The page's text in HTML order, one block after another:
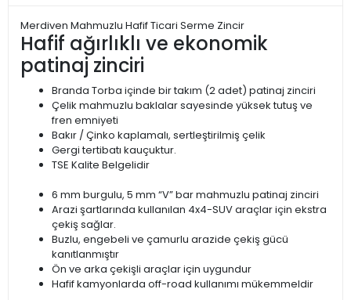
Merdiven Mahmuzlu Hafif Ticari Serme Zincir
Hafif ağırlıklı ve ekonomik
patinaj zinciri
Branda Torba içinde bir takım (2 adet) patinaj zinciri
Çelik mahmuzlu baklalar sayesinde yüksek tutuş ve
fren emniyeti
Bakır / Çinko kaplamalı, sertleştirilmiş çelik
Gergi tertibatı kauçuktur.
TSE Kalite Belgelidir
6 mm burgulu, 5 mm “V” bar mahmuzlu patinaj zinciri
Arazi şartlarında kullanılan 4x4-SUV araçlar için ekstra
çekiş sağlar.
Buzlu, engebeli ve çamurlu arazide çekiş gücü
kanıtlanmıştır
Ön ve arka çekişli araçlar için uygundur
Hafif kamyonlarda off-road kullanımı mükemmeldir